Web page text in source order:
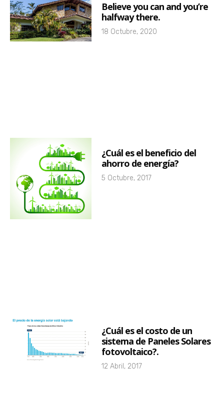
Believe you can and you’re
halfway there.
18 Octubre, 2020
¿Cuál es el beneficio del
ahorro de energía?
5 Octubre, 2017
¿Cuál es el costo de un
sistema de Paneles Solares
fotovoltaico?.
12 Abril, 2017